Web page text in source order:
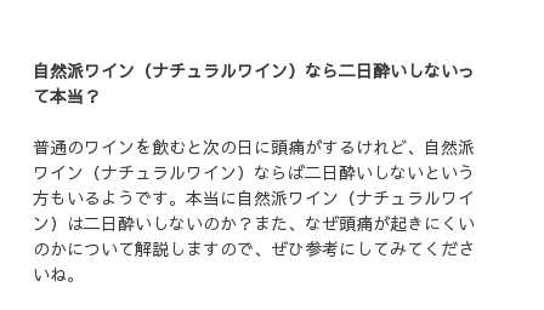
自然派ワイン（ナチュラルワイン）なら二日酔いしないっ
て本当？
普通のワインを飲むと次の日に頭痛がするけれど、自然派
ワイン（ナチュラルワイン）ならば二日酔いしないという
方もいるようです。本当に自然派ワイン（ナチュラルワイ
ン）は二日酔いしないのか？また、なぜ頭痛が起きにくい
のかについて解説しますので、ぜひ参考にしてみてくださ
いね。